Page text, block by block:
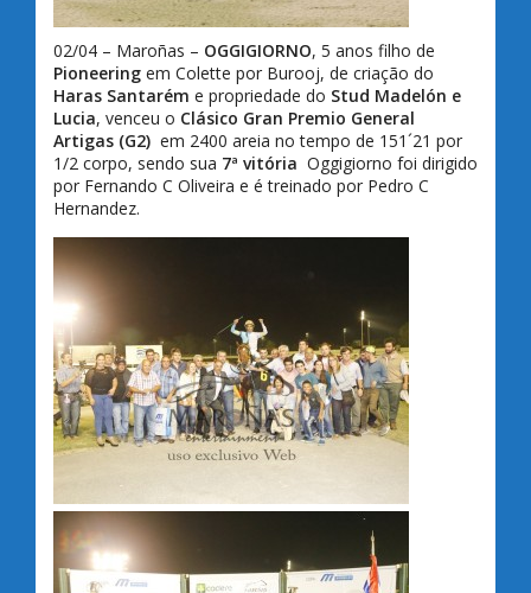
02/04 – Maroñas – OGGIGIORNO, 5 anos filho de
Pioneering em Colette por Burooj, de criação do
Haras Santarém e propriedade do Stud Madelón e
Lucia, venceu o Clásico Gran Premio General
Artigas (G2) em 2400 areia no tempo de 151´21 por
1/2 corpo, sendo sua 7ª vitória Oggigiorno foi dirigido
por Fernando C Oliveira e é treinado por Pedro C
Hernandez.